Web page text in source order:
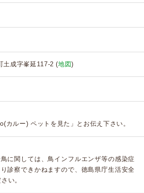
土成字峯延117-2 (地図)
カルー) ペットを見た」とお伝え下さい。
に関しては、鳥インフルエンザ等の感染症
診察できかねますので、徳島県庁生活安全
い。